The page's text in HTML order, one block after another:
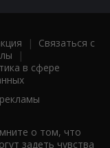
| Связаться с
|
в сфере
о том, что
задеть чувства